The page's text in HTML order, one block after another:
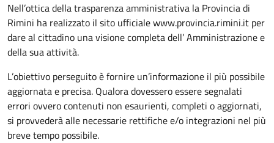
Nell’ottica della trasparenza amministrativa la Provincia di
Rimini ha realizzato il sito ufficiale www.provincia.rimini.it per
dare al cittadino una visione completa dell’ Amministrazione e
della sua attività.
L’obiettivo perseguito è fornire un’informazione il più possibile
aggiornata e precisa. Qualora dovessero essere segnalati
errori ovvero contenuti non esaurienti, completi o aggiornati,
si provvederà alle necessarie rettifiche e/o integrazioni nel più
breve tempo possibile.